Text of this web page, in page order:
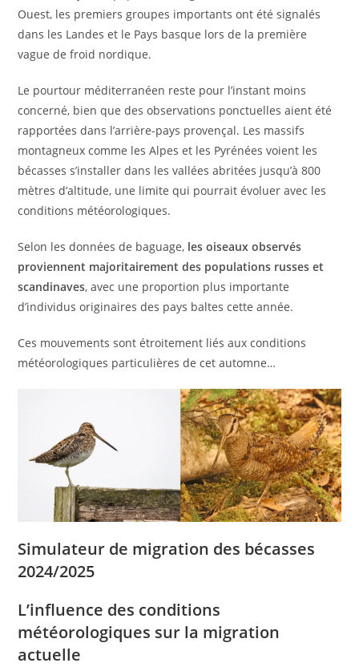
Ouest, les premiers groupes importants ont été signalés
dans les Landes et le Pays basque lors de la première
vague de froid nordique.
Le pourtour méditerranéen reste pour l’instant moins
concerné, bien que des observations ponctuelles aient été
rapportées dans l’arrière-pays provençal. Les massifs
montagneux comme les Alpes et les Pyrénées voient les
bécasses s’installer dans les vallées abritées jusqu’à 800
mètres d’altitude, une limite qui pourrait évoluer avec les
conditions météorologiques.
Selon les données de baguage, les oiseaux observés
proviennent majoritairement des populations russes et
scandinaves, avec une proportion plus importante
d’individus originaires des pays baltes cette année.
Ces mouvements sont étroitement liés aux conditions
météorologiques particulières de cet automne…
Simulateur de migration des bécasses
2024/2025
L’influence des conditions
météorologiques sur la migration
actuelle